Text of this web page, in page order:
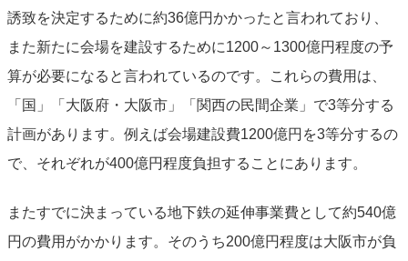
誘致を決定するために約36億円かかったと言われており、
また新たに会場を建設するために1200～1300億円程度の予
算が必要になると言われているのです。これらの費用は、
「国」「大阪府・大阪市」「関西の民間企業」で3等分する
計画があります。例えば会場建設費1200億円を3等分するの
で、それぞれが400億円程度負担することにあります。
またすでに決まっている地下鉄の延伸事業費として約540億
円の費用がかかります。そのうち200億円程度は大阪市が負